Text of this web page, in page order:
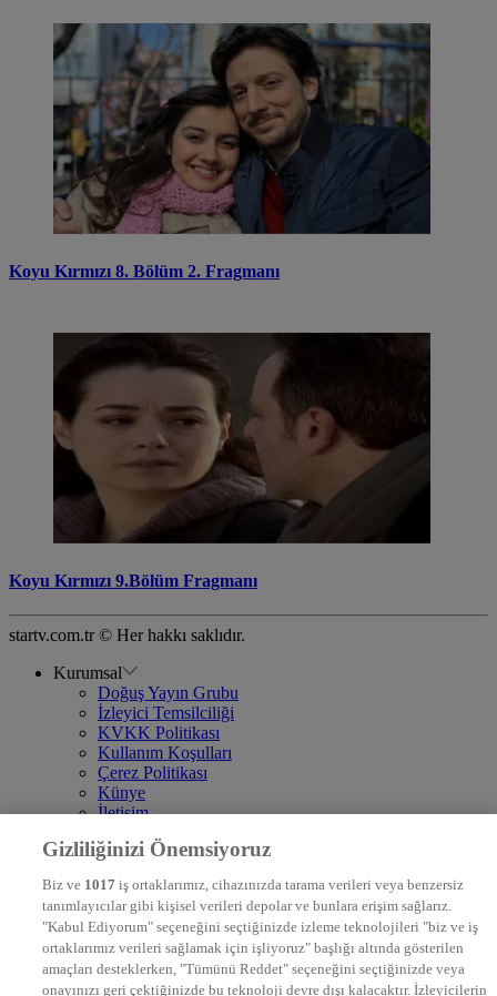
Koyu Kırmızı 8. Bölüm 2. Fragmanı
Koyu Kırmızı 9.Bölüm Fragmanı
startv.com.tr © Her hakkı saklıdır.
Kurumsal
Doğuş Yayın Grubu
İzleyici Temsilciliği
KVKK Politikası
Kullanım Koşulları
Çerez Politikası
Künye
İletişim
DYG Televizyonlar
STAR
EURO STAR
KRAL POP TV
DYG Radyolar
NTV RADYO
Gizliliğinizi Önemsiyoruz
Biz ve 1017 iş ortaklarımız, cihazınızda tarama verileri veya benzersiz
tanımlayıcılar gibi kişisel verileri depolar ve bunlara erişim sağlarız.
"Kabul Ediyorum" seçeneğini seçtiğinizde izleme teknolojileri "biz ve iş
ortaklarımız verileri sağlamak için işliyoruz" başlığı altında gösterilen
amaçları desteklerken, "Tümünü Reddet" seçeneğini seçtiğinizde veya
onayınızı geri çektiğinizde bu teknoloji devre dışı kalacaktır. İzleyicilerin